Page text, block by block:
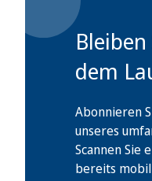
dem
Abonnieren
unseres
Scannen Sie
bereits